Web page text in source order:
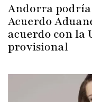
Andorra
Acuerdo
acuerdo con la
provisional